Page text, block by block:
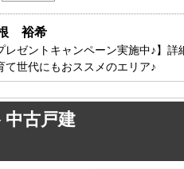
　裕希
レゼントキャンペーン実施中♪】
て世代にもおススメのエリア♪
中古戸建
四街道･佐倉･八千代方面エリ
四街道･佐倉･八千代方面エリ
四街道･佐倉･八千代方面エ
四街道･佐倉･八千代方面エ
内房エリアの新築一戸建